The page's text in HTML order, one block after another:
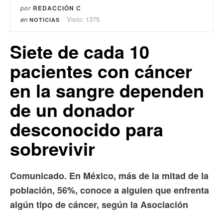
por REDACCIÓN C
en NOTICIAS Visto: 1375
Siete de cada 10
pacientes con cáncer
en la sangre dependen
de un donador
desconocido para
sobrevivir
Comunicado. En México, más de la mitad de la
población, 56%, conoce a alguien que enfrenta
algún tipo de cáncer, según la Asociación